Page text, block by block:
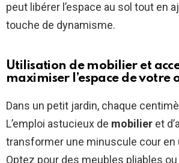
peut libérer l’espace au sol tout en
touche de dynamisme.
Utilisation de mobilier et
maximiser l’espace de votre
Dans un petit jardin, chaque
L’emploi astucieux de mobilier et
transformer une minuscule cour en
Optez pour des meubles pliables